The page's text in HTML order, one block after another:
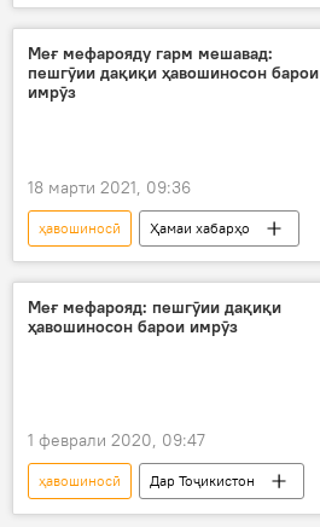
ҳамкорӣ
равобит
Меғ мефарояду гарм мешавад:
пешгӯии дақиқи ҳавошиносон барои
имрӯз
18 марти 2021, 09:36
ҳавошиносӣ
Ҳамаи хабарҳо
Дар Тоҷикистон
Обу ҳаво
меғ мефарояд
Меғ мефарояд: пешгӯии дақиқи
ҳавошиносон барои имрӯз
1 феврали 2020, 09:47
ҳавошиносӣ
Дар Тоҷикистон
Ҳамаи хабарҳо
Иҷтимоъ